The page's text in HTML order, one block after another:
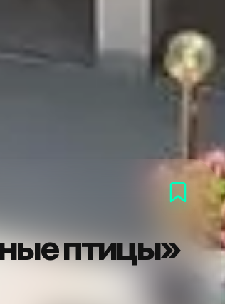
птицы»